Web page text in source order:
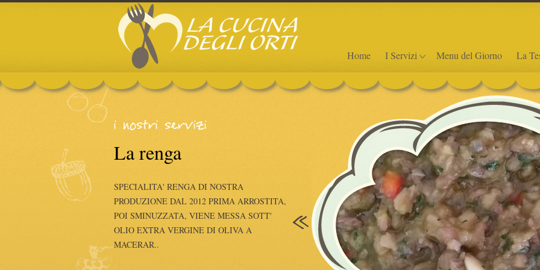
Home I Servizi Menu del Giorno La
ore 10.00 fino alle
i nostri servizi
La renga
SPECIALITA' RENGA DI NOSTRA
PRODUZIONE DAL 2012 PRIMA ARROSTITA,
POI SMINUZZATA, VIENE MESSA SOTT'
OLIO EXTRA VERGINE DI OLIVA A
MACERAR..
i nostri servizi
Menu per gruppi 10% DI
SCONTO SE PRENOTI
40 GIORNI PRIMA
PROPOSTA MENU’ EURO 30 A PERSONA BIS
DI PRIMI DA SCEGLIERE TRA QUESTE
PROPOSTE: -TORTELLINI IN BRODO DI
i
LA